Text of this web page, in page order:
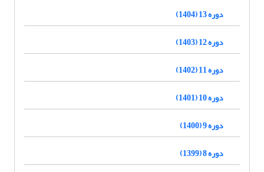
دوره 13 (1404)
دوره 12 (1403)
دوره 11 (1402)
دوره 10 (1401)
دوره 9 (1400)
دوره 8 (1399)